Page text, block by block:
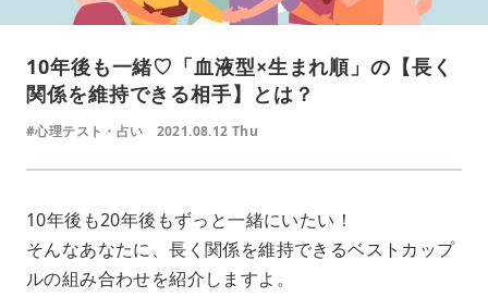
10年後も一緒♡「血液型×生まれ順」の【長く
関係を維持できる相手】とは？
#心理テスト・占い 2021.08.12 Thu
10年後も20年後もずっと一緒にいたい！
そんなあなたに、長く関係を維持できるベストカップ
ルの組み合わせを紹介しますよ。